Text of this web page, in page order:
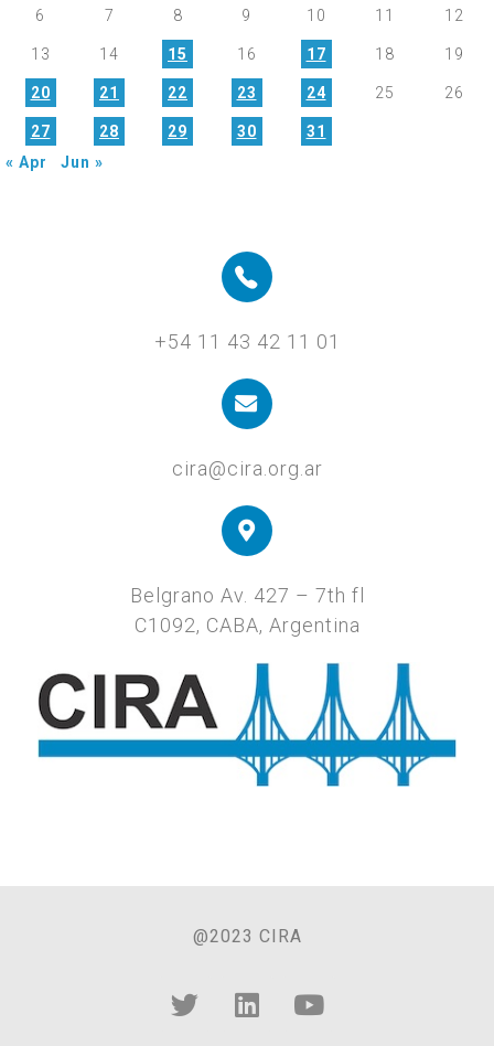
6 7 8 9 10 11 12
13 14 15 16 17 18 19
20 21 22 23 24 25 26
27 28 29 30
31
« Apr
Jun »
+54 11 43 42 11 01
cira@cira.org.ar
Belgrano Av. 427 – 7th fl
C1092, CABA, Argentina
@2023 CIRA